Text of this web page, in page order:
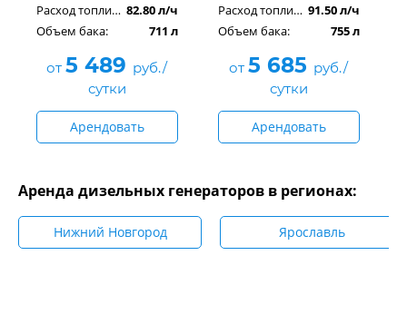
Расход топлива: 82.80 л/ч
Объем бака:
711 л
от5 489 руб./
сутки
Арендовать
Расход топлива: 91.50 л/ч
Объем бака:
755 л
от5 685 руб./
сутки
Арендовать
Аренда дизельных генераторов в регионах:
Нижний Новгород Ярославль